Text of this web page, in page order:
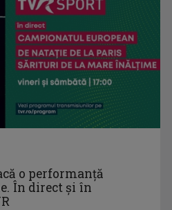
deschisă ...
o performanţă
În direct şi în